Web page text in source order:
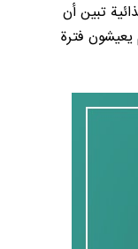
تبين أن
يعيشون فترة